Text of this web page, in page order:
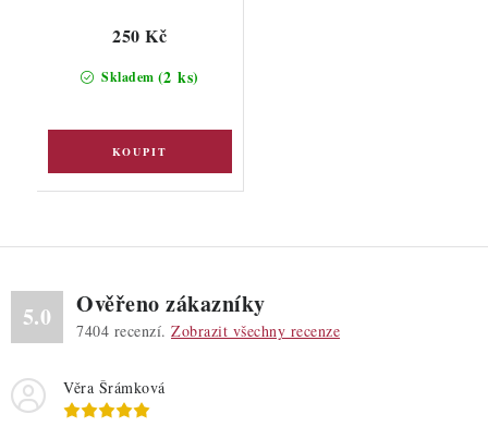
Skladem (2 ks)
250 Kč
5.0 Ověřeno zákazníky
7404 recenzí. Zobrazit všechny recenze
Věra Šrámková